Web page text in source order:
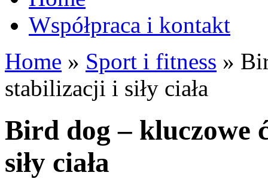
Współpraca i kontakt
Home » Sport i fitness »
stabilizacji i siły ciała
Bird dog – kluczowe
siły ciała